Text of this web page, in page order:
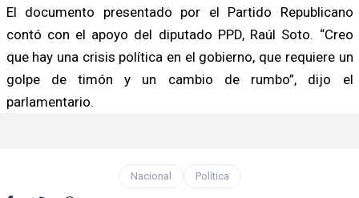
El documento presentado por el Partido Republicano
contó con el apoyo del diputado PPD, Raúl Soto. “Creo
que hay una crisis política en el gobierno, que requiere un
golpe de timón y un cambio de rumbo”, dijo el
parlamentario.
Nacional Política